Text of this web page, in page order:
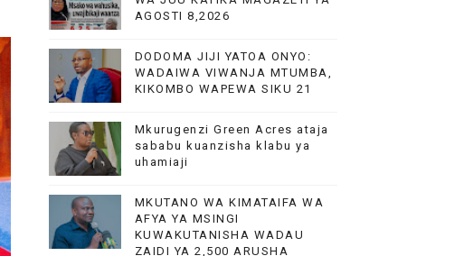
NA AFYA KAZINI
YA NANENANE
AGOSTI 8,2026
DODOMA JIJI YATOA ONYO:
WADAIWA VIWANJA MTUMBA,
KIKOMBO WAPEWA SIKU 21
Mkurugenzi Green Acres ataja
sababu kuanzisha klabu ya
uhamiaji
MKUTANO WA KIMATAIFA WA
AFYA YA MSINGI
KUWAKUTANISHA WADAU
ZAIDI YA 2,500 ARUSHA